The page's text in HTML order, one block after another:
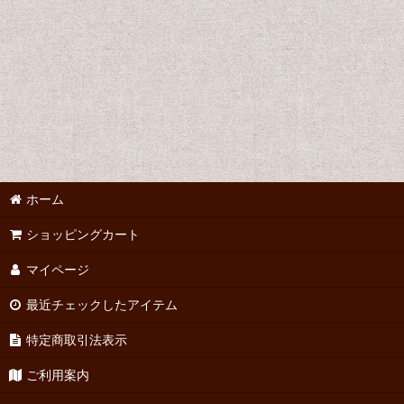
並び順
ホーム
ショッピングカート
マイページ
最近チェックしたアイテム
特定商取引法表示
ご利用案内